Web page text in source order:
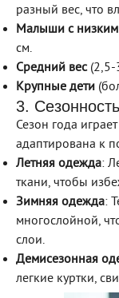
разный вес, что
Малыши с
см.
Средний вес(2,5-
Крупные дети
3.
Сезон года
адаптирована к
Летняя одежда:
ткани, чтобы
Зимняя одежда:
многослойной,
слои.
Демисезонная
легкие куртки,